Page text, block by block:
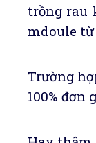
trồng rau
mdoule từ
Trường
100%